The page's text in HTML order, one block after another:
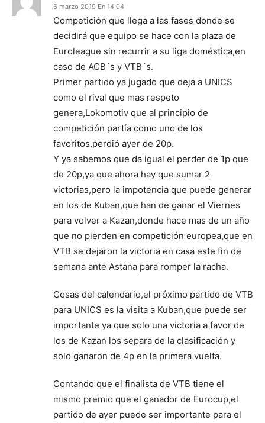
6 marzo 2019 En 14:04
Competición que llega a las fases donde se
decidirá que equipo se hace con la plaza de
Euroleague sin recurrir a su liga doméstica,en
caso de ACB´s y VTB´s.
Primer partido ya jugado que deja a UNICS
como el rival que mas respeto
genera,Lokomotiv que al principio de
competición partía como uno de los
favoritos,perdió ayer de 20p.
Y ya sabemos que da igual el perder de 1p que
de 20p,ya que ahora hay que sumar 2
victorias,pero la impotencia que puede generar
en los de Kuban,que han de ganar el Viernes
para volver a Kazan,donde hace mas de un año
que no pierden en competición europea,que en
VTB se dejaron la victoria en casa este fin de
semana ante Astana para romper la racha.
Cosas del calendario,el próximo partido de VTB
para UNICS es la visita a Kuban,que puede ser
importante ya que solo una victoria a favor de
los de Kazan los separa de la clasificación y
solo ganaron de 4p en la primera vuelta.
Contando que el finalista de VTB tiene el
mismo premio que el ganador de Eurocup,el
partido de ayer puede ser importante para el